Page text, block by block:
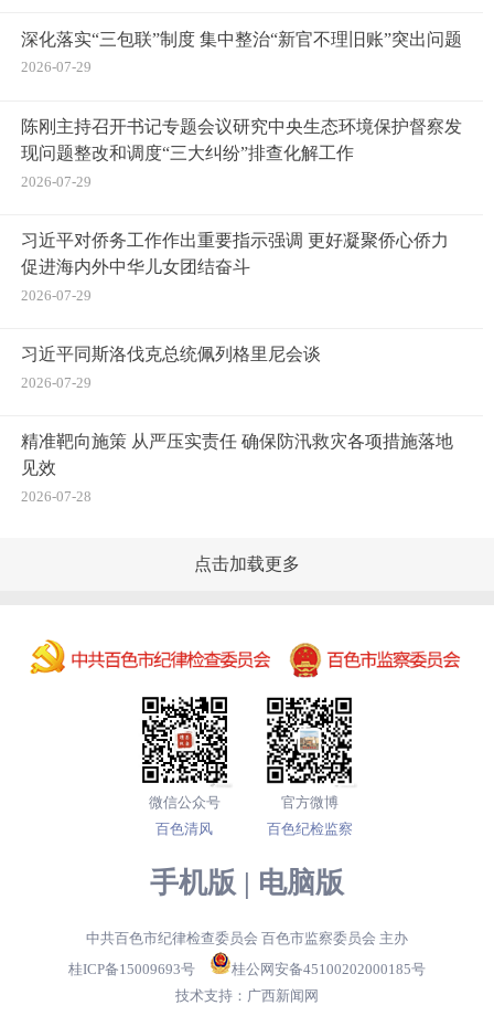
深化落实“三包联”制度 集中整治“新官不理旧账”突出问题
2026-07-29
陈刚主持召开书记专题会议研究中央生态环境保护督察发
现问题整改和调度“三大纠纷”排查化解工作
2026-07-29
习近平对侨务工作作出重要指示强调 更好凝聚侨心侨力
促进海内外中华儿女团结奋斗
2026-07-29
习近平同斯洛伐克总统佩列格里尼会谈
2026-07-29
精准靶向施策 从严压实责任 确保防汛救灾各项措施落地
见效
2026-07-28
点击加载更多
微信公众号
百色清风
官方微博
百色纪检监察
手机版 | 电脑版
中共百色市纪律检查委员会 百色市监察委员会 主办
桂ICP备15009693号
桂公网安备45100202000185号
技术支持： 广西新闻网